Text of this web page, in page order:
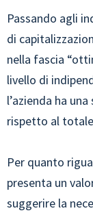
Passando agli
di
nella fascia
livello di
l’azienda ha
rispetto al
Per quanto
presenta un
suggerire la